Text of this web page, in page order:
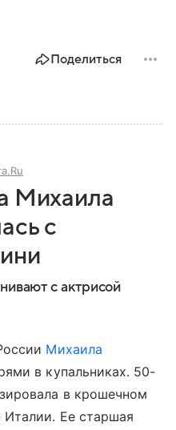
Поделиться
Михаила
с
с актрисой
Михаила
в купальниках. 50-
в крошечном
Ее старшая